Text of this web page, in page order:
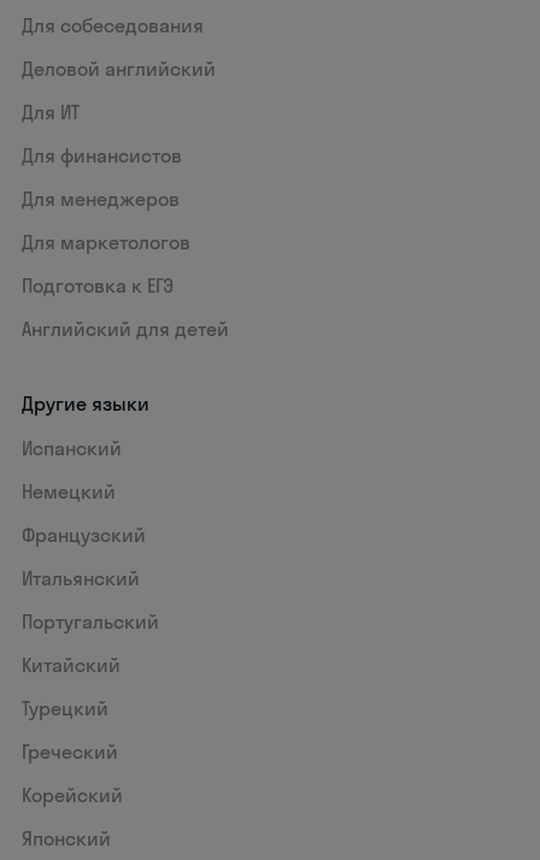
Для собеседования
Деловой английский
Для ИТ
Для финансистов
Для менеджеров
Для маркетологов
Подготовка к ЕГЭ
Английский для детей
Другие языки
Испанский
Немецкий
Французский
Итальянский
Португальский
Китайский
Турецкий
Греческий
Корейский
Японский